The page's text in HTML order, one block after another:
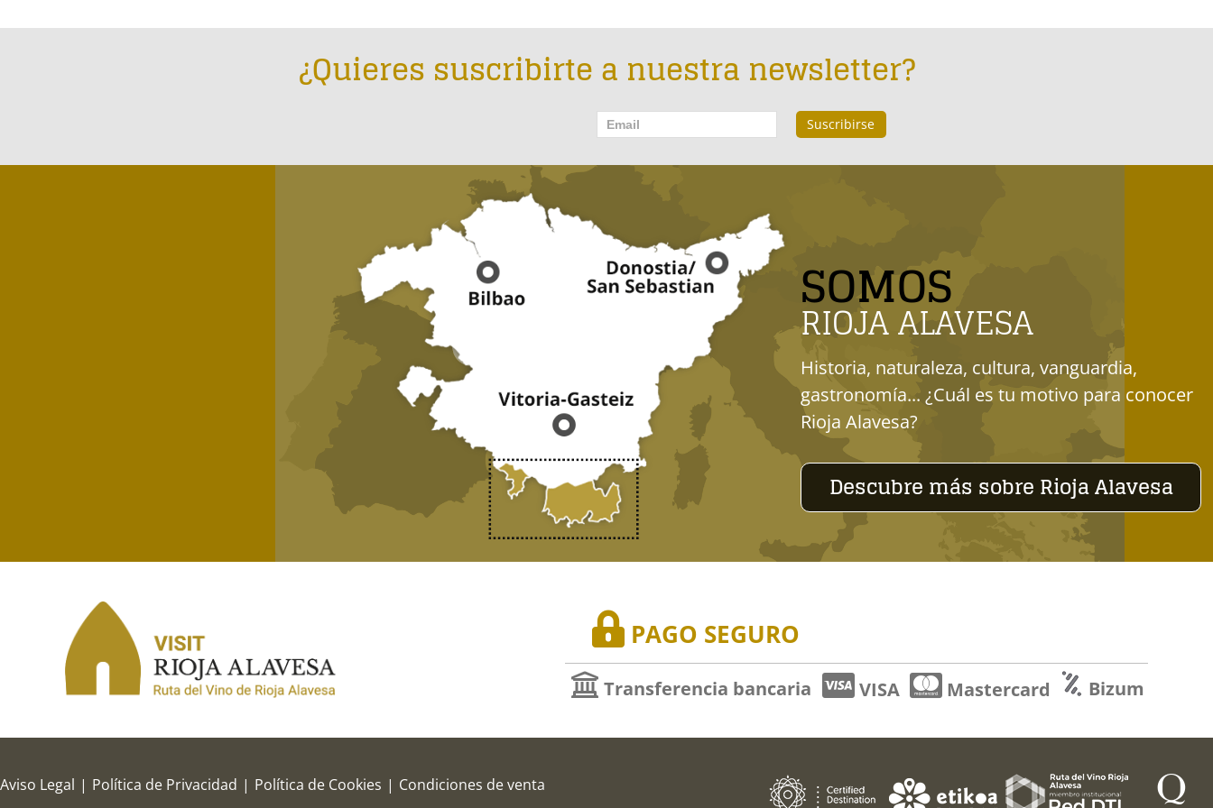
¿Quieres suscribirte a nuestra newsletter?
SOMOS
RIOJA ALAVESA
Historia, naturaleza, cultura, vanguardia,
gastronomía... ¿Cuál es tu motivo para conocer
Rioja Alavesa?
Descubre más sobre Rioja Alavesa
PAGO SEGURO
Transferencia bancaria VISA Mastercard Bizum
Aviso Legal | Política de Privacidad | Política de Cookies | Condiciones de venta